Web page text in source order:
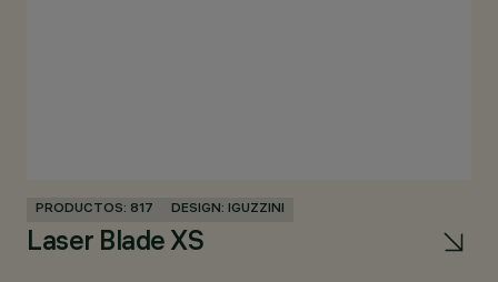
PRODUCTOS: 817 DESIGN: IGUZZINI
Laser Blade XS